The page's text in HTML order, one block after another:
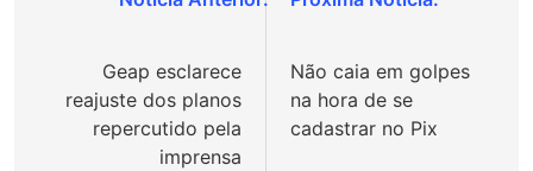
Post
Geap esclarece
reajuste dos planos
repercutido pela
imprensa
Não caia em golpes
na hora de se
cadastrar no Pix